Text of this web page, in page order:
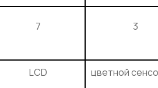
7 3
LCD цветной